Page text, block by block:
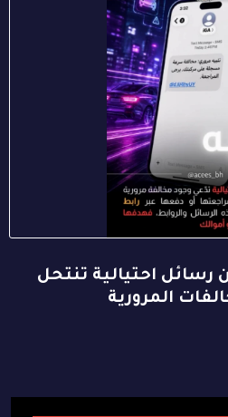
رسائل احتيالية تنتحل
المرورية